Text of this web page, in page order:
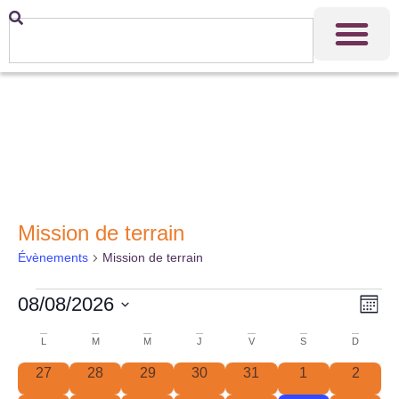
Mission de terrain
Évènements Mission de terrain
par
Mois
08/08/2026
uneCalendrier
de
L M M J V S D
0 évènements
27 0 évènements
28 0 évènements
29 0 évènements
30 0 évènements
31 0 évènements
1 0
2